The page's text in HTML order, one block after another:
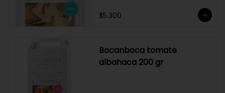
$5.300
Bocanboca tomate
albahaca 200 gr